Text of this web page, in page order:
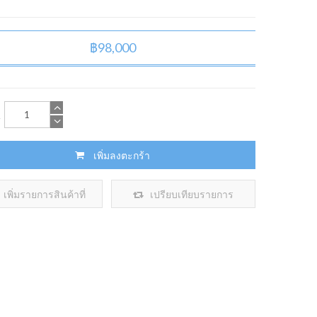
฿98,000
เพิ่มลงตะกร้า
เพิ่มรายการสินค้าที่ เปรียบเทียบรายการ